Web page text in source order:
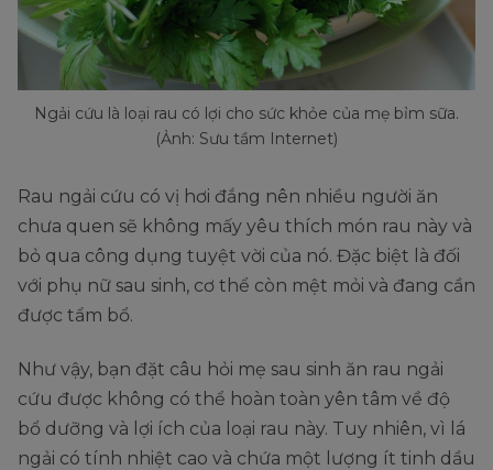
Ngải cứu là loại rau có lợi cho sức khỏe của mẹ bỉm sữa.
(Ảnh: Sưu tầm Internet)
Rau ngải cứu có vị hơi đắng nên nhiều người ăn
chưa quen sẽ không mấy yêu thích món rau này và
bỏ qua công dụng tuyệt vời của nó. Đặc biệt là đối
với phụ nữ sau sinh, cơ thể còn mệt mỏi và đang cần
được tẩm bổ.
Như vậy, bạn đặt câu hỏi mẹ sau sinh ăn rau ngải
cứu được không có thể hoàn toàn yên tâm về độ
bổ dưỡng và lợi ích của loại rau này. Tuy nhiên, vì lá
ngải có tính nhiệt cao và chứa một lượng ít tinh dầu